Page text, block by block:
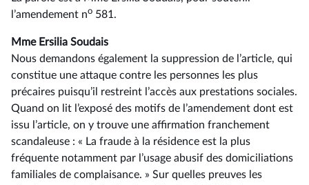
l’amendement no 581.
Mme Ersilia Soudais
Nous demandons également la suppression de l’article, qui
constitue une attaque contre les personnes les plus
précaires puisqu’il restreint l’accès aux prestations sociales.
Quand on lit l’exposé des motifs de l’amendement dont est
issu l’article, on y trouve une affirmation franchement
scandaleuse : « La fraude à la résidence est la plus
fréquente notamment par l’usage abusif des domiciliations
familiales de complaisance. » Sur quelles preuves les